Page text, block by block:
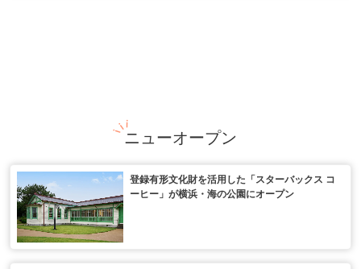
ニューオープン
登録有形文化財を活用した「スターバックス コ
ーヒー」が横浜・海の公園にオープン